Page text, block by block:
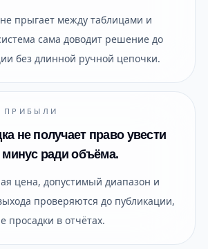
прыгает между таблицами и
сама доводит решение до
без длинной ручной цепочки.
ПРИБЫЛИ
не получает право увести
минус ради объёма.
цена, допустимый диапазон и
проверяются до публикации,
просадки в отчётах.